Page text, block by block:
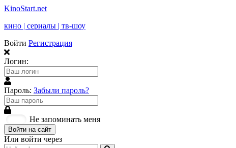
KinoStart.net
кино | сериалы | тв-шоу
Войти Регистрация
Логин:
Пароль: Забыли пароль?
Не запоминать меня
Войти на сайт
Или войти через